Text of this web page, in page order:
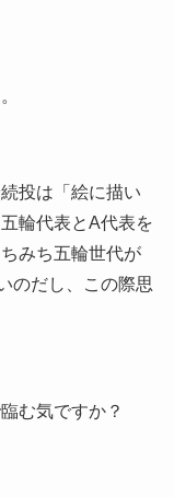
投は「絵に描い
輪代表とA代表を
みち五輪世代が
のだし、この際思
む気ですか？